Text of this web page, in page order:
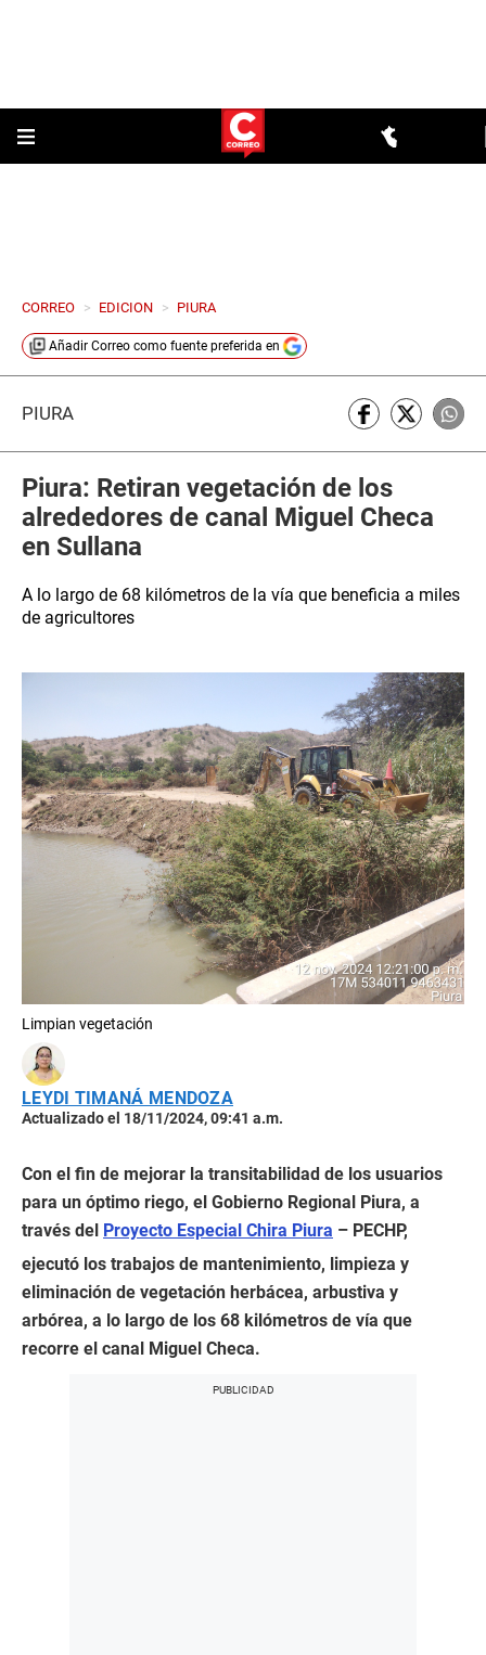
CORREO > EDICION > PIURA
Añadir Correo como fuente preferida en
PIURA
Piura: Retiran vegetación de los
alrededores de canal Miguel Checa
en Sullana
A lo largo de 68 kilómetros de la vía que beneficia a miles
de agricultores
Limpian vegetación
LEYDI TIMANÁ MENDOZA
Actualizado el 18/11/2024, 09:41 a.m.
Con el fin de mejorar la transitabilidad de los usuarios
para un óptimo riego, el Gobierno Regional Piura, a
través del Proyecto Especial Chira Piura – PECHP,
ejecutó los trabajos de mantenimiento, limpieza y
eliminación de vegetación herbácea, arbustiva y
arbórea, a lo largo de los 68 kilómetros de vía que
recorre el canal Miguel Checa.